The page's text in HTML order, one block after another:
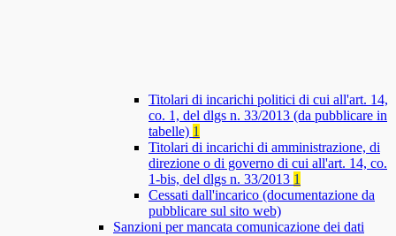
Titolari di incarichi politici di cui all'art. 14,
co. 1, del dlgs n. 33/2013 (da pubblicare in
tabelle) 1
Titolari di incarichi di amministrazione, di
direzione o di governo di cui all'art. 14, co.
1-bis, del dlgs n. 33/2013 1
Cessati dall'incarico (documentazione da
pubblicare sul sito web)
Sanzioni per mancata comunicazione dei dati